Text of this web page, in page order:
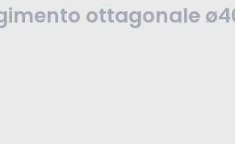
ottagonale